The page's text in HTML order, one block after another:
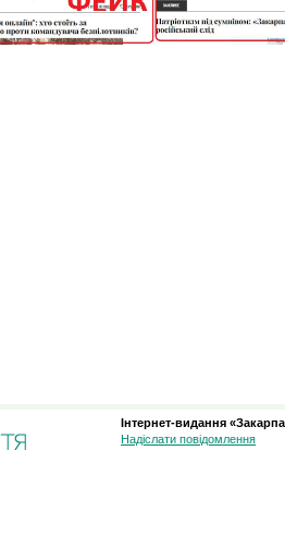
Інтернет-видання
Надіслати повідомлення